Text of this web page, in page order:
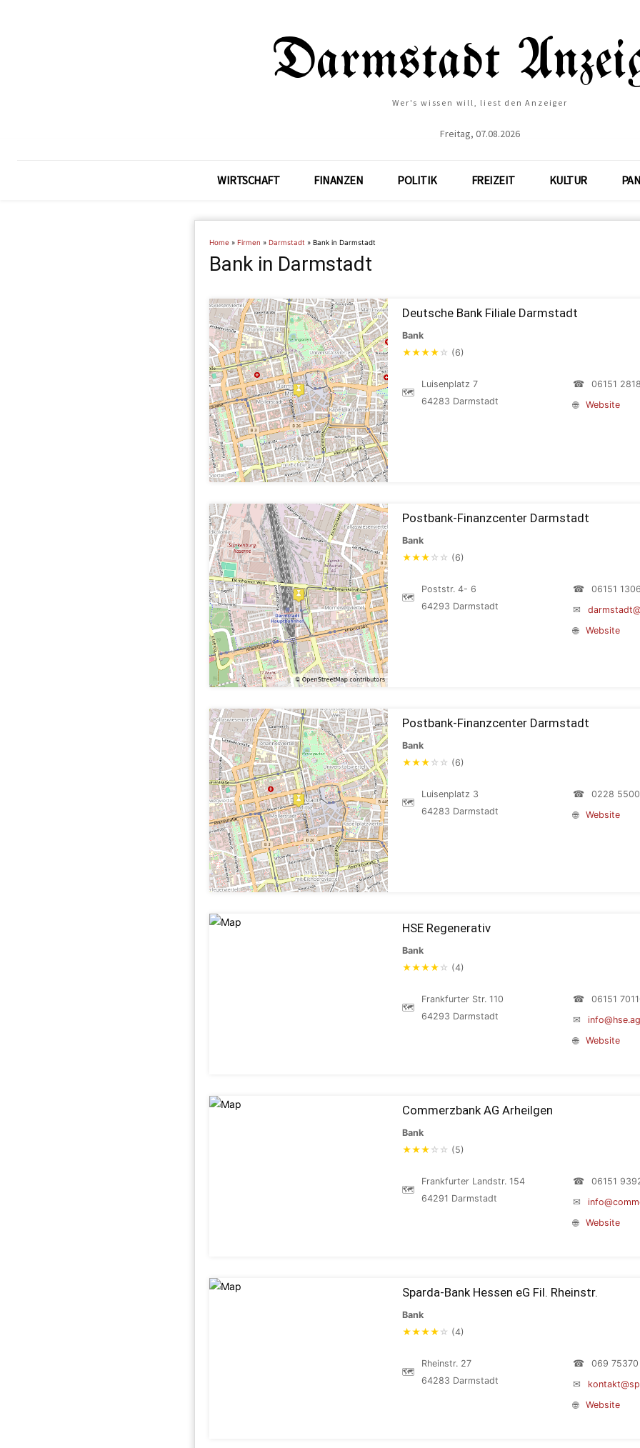
Wer's wissen will, liest den Anzeiger
Freitag, 07.08.2026
WIRTSCHAFT FINANZEN POLITIK FREIZEIT KULTUR
Home » Firmen » Darmstadt » Bank in Darmstadt
Bank in Darmstadt
Deutsche Bank Filiale Darmstadt
Bank
★★★★ ☆ (6)
🗺
Luisenplatz 7
64283 Darmstadt
☎
06151
🌐
Website
Postbank-Finanzcenter Darmstadt
Bank
★★★ ☆ ☆ (6)
🗺
Poststr. 4- 6
64293 Darmstadt
☎
06151
✉
🌐
Website
Postbank-Finanzcenter Darmstadt
Bank
★★★ ☆ ☆ (6)
🗺
Luisenplatz 3
64283 Darmstadt
☎
0228
🌐
Website
HSE Regenerativ
Bank
★★★★ ☆ (4)
🗺
Frankfurter Str. 110
64293 Darmstadt
☎
06151
✉
info@hse.ag
🌐
Website
Commerzbank AG Arheilgen
Bank
★★★ ☆ ☆ (5)
🗺
Frankfurter Landstr. 154
64291 Darmstadt
☎
06151
✉
🌐
Website
Sparda-Bank Hessen eG Fil. Rheinstr.
Bank
★★★★ ☆ (4)
🗺
Rheinstr. 27
64283 Darmstadt
☎
069 75370
✉
🌐
Website